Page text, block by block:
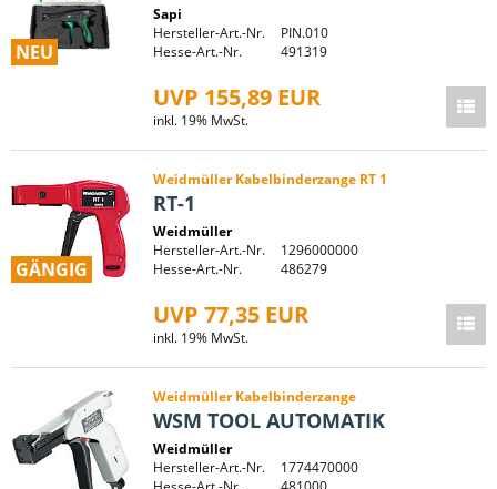
NEU
Sapi
Hersteller-Art.-Nr.
PIN.010
Hesse-Art.-Nr.
491319
UVP 155,89 EUR
inkl. 19% MwSt.
GÄNGIG
Weidmüller Kabelbinderzange RT 1
RT-1
Weidmüller
Hersteller-Art.-Nr.
1296000000
Hesse-Art.-Nr.
486279
UVP 77,35 EUR
inkl. 19% MwSt.
Weidmüller Kabelbinderzange
WSM TOOL AUTOMATIK
Weidmüller
Hersteller-Art.-Nr.
1774470000